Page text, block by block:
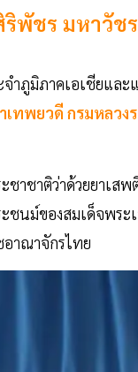
พัชร มหาวัช
จำภูมิภาคเอเชียแล
เทพยวดี กรมหลว
ชาชาติว่าด้วยยาเส
นม์ของสมเด็จพระ
อาณาจักรไทย